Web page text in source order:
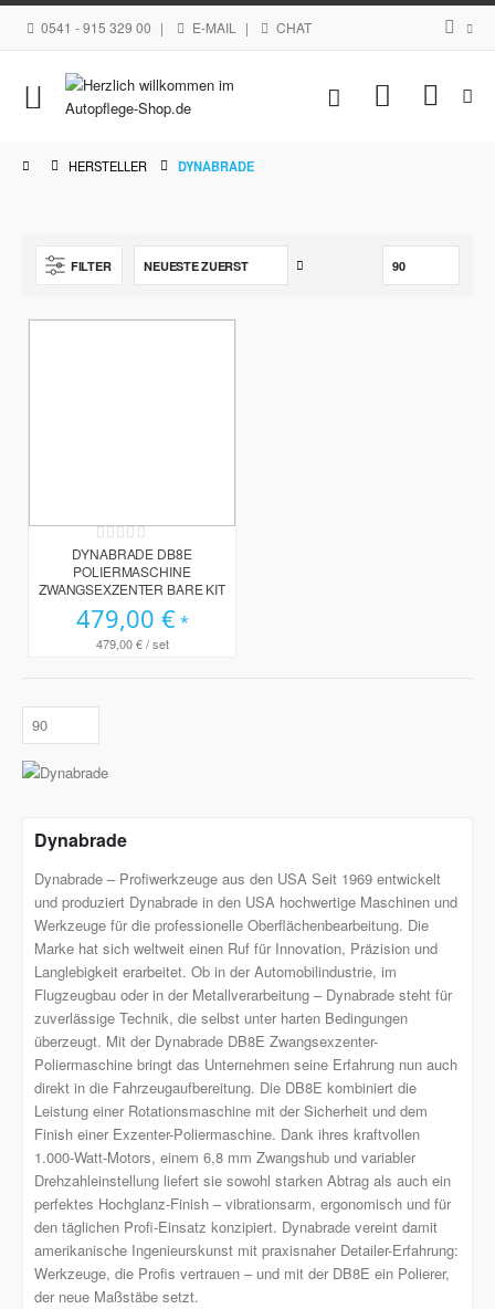
0541 - 915 329 00 | E-MAIL | CHAT
Navigation
umschalten
Mein
HERSTELLER DYNABRADE
FILTER
Rating:
0%
DYNABRADE DB8E
POLIERMASCHINE
ZWANGSEXZENTER BARE KIT
479,00 €
479,00 €/ set
Dynabrade
Dynabrade – Profiwerkzeuge aus den USA Seit 1969 entwickelt
und produziert Dynabrade in den USA hochwertige Maschinen und
Werkzeuge für die professionelle Oberflächenbearbeitung. Die
Marke hat sich weltweit einen Ruf für Innovation, Präzision und
Langlebigkeit erarbeitet. Ob in der Automobilindustrie, im
Flugzeugbau oder in der Metallverarbeitung – Dynabrade steht für
zuverlässige Technik, die selbst unter harten Bedingungen
überzeugt. Mit der Dynabrade DB8E Zwangsexzenter-
Poliermaschine bringt das Unternehmen seine Erfahrung nun auch
direkt in die Fahrzeugaufbereitung. Die DB8E kombiniert die
Leistung einer Rotationsmaschine mit der Sicherheit und dem
Finish einer Exzenter-Poliermaschine. Dank ihres kraftvollen
1.000-Watt-Motors, einem 6,8 mm Zwangshub und variabler
Drehzahleinstellung liefert sie sowohl starken Abtrag als auch ein
perfektes Hochglanz-Finish – vibrationsarm, ergonomisch und für
den täglichen Profi-Einsatz konzipiert. Dynabrade vereint damit
amerikanische Ingenieurskunst mit praxisnaher Detailer-Erfahrung:
Werkzeuge, die Profis vertrauen – und mit der DB8E ein Polierer,
der neue Maßstäbe setzt.